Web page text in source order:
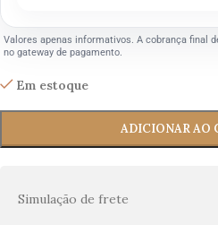
Valores apenas informativos. A cobrança final
no gateway de pagamento.
Em estoque
ADICIONAR AO
Simulação de frete